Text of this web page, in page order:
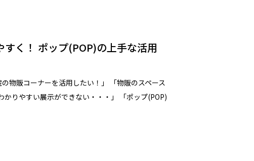
く！ ポップ(POP)の上手な活用
物販コーナーを活用したい！」 「物販のスペース
りやすい展示ができない・・・」 「ポップ(POP)